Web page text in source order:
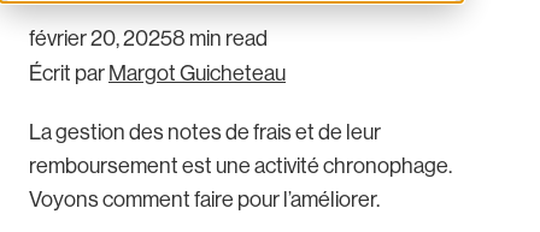
février 20, 20258 min read
Écrit par Margot Guicheteau
La gestion des notes de frais et de leur
remboursement est une activité chronophage.
Voyons comment faire pour l’améliorer.